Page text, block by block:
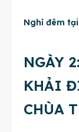
Nghỉ đêm
NGÀY
KHẢI
CHÙA